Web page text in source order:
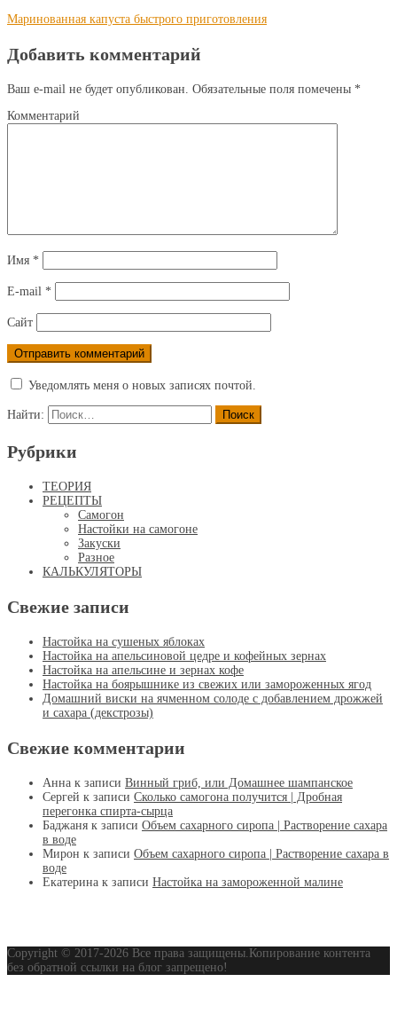
Маринованная капуста быстрого приготовления
Добавить комментарий
Ваш e-mail не будет опубликован. Обязательные поля помечены *
Комментарий
Имя *
E-mail *
Сайт
Уведомлять меня о новых записях почтой.
Найти:
Рубрики
ТЕОРИЯ
РЕЦЕПТЫ
Самогон
Настойки на самогоне
Закуски
Разное
КАЛЬКУЛЯТОРЫ
Свежие записи
Настойка на сушеных яблоках
Настойка на апельсиновой цедре и кофейных зернах
Настойка на апельсине и зернах кофе
Настойка на боярышнике из свежих или замороженных ягод
Домашний виски на ячменном солоде с добавлением дрожжей
и сахара (декстрозы)
Свежие комментарии
Анна к записи Винный гриб, или Домашнее шампанское
Сергей к записи Сколько самогона получится | Дробная
перегонка спирта-сырца
Баджаня к записи Объем сахарного сиропа | Растворение сахара
в воде
Мирон к записи Объем сахарного сиропа | Растворение сахара в
воде
Екатерина к записи Настойка на замороженной малине
Copyright © 2017-2026 Все права защищены.Копирование контента
без обратной ссылки на блог запрещено!